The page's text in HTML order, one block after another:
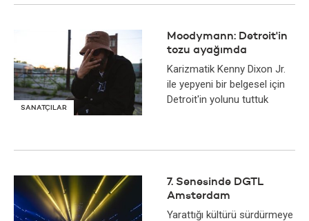
SANATÇILAR
Moodymann: Detroit'in
tozu ayağımda
Karizmatik Kenny Dixon Jr.
ile yepyeni bir belgesel için
Detroit'in yolunu tuttuk
7. Senesinde DGTL
Amsterdam
Yarattığı kültürü sürdürmeye